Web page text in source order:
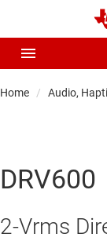
Home Audio,
DRV600
2-Vrms